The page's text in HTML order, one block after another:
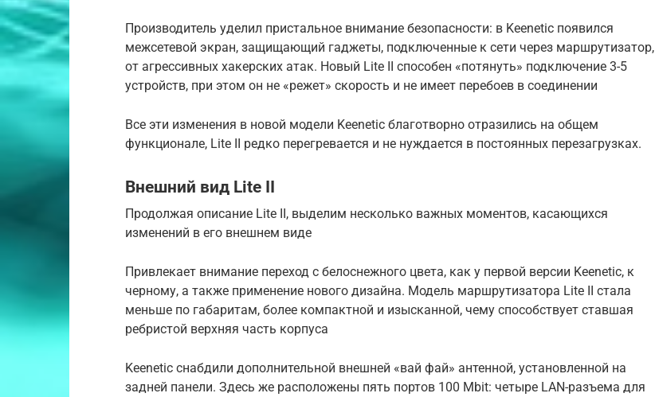
Производитель уделил пристальное внимание безопасности: в Keenetic появился
межсетевой экран, защищающий гаджеты, подключенные к сети через маршрутизатор,
от агрессивных хакерских атак. Новый Lite II способен «потянуть» подключение 3-5
устройств, при этом он не «режет» скорость и не имеет перебоев в соединении
Все эти изменения в новой модели Keenetic благотворно отразились на общем
функционале, Lite II редко перегревается и не нуждается в постоянных перезагрузках.
Внешний вид Lite II
Продолжая описание Lite II, выделим несколько важных моментов, касающихся
изменений в его внешнем виде
Привлекает внимание переход с белоснежного цвета, как у первой версии Keenetic, к
черному, а также применение нового дизайна. Модель маршрутизатора Lite II стала
меньше по габаритам, более компактной и изысканной, чему способствует ставшая
ребристой верхняя часть корпуса
Keenetic снабдили дополнительной внешней «вай фай» антенной, установленной на
задней панели. Здесь же расположены пять портов 100 Mbit: четыре LAN-разъема для